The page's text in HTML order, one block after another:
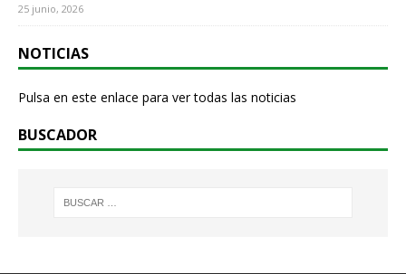
25 junio, 2026
NOTICIAS
Pulsa en este enlace para ver todas las noticias
BUSCADOR